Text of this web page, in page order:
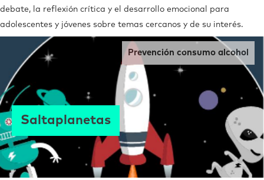
debate, la reflexión crítica y el desarrollo emocional para
adolescentes y jóvenes sobre temas cercanos y de su interés.
Saltaplanetas
Prevención consumo alcohol